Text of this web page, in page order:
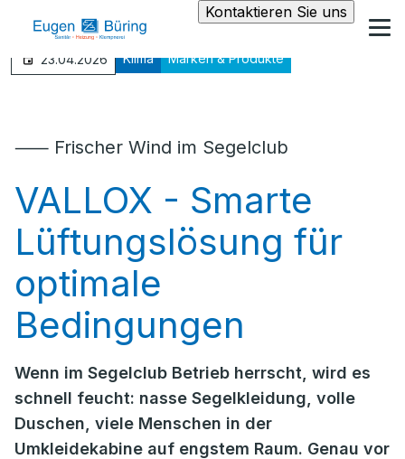
Kontaktieren Sie uns
23.04.2026 Klima Marken & Produkte
⸺ Frischer Wind im Segelclub
VALLOX - Smarte
Lüftungslösung für
optimale
Bedingungen
Wenn im Segelclub Betrieb herrscht, wird es
schnell feucht: nasse Segelkleidung, volle
Duschen, viele Menschen in der
Umkleidekabine auf engstem Raum. Genau vor